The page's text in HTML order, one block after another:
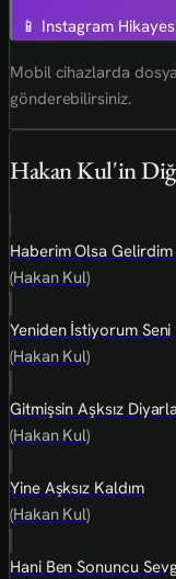
📱 Instagram
Mobil cihazlarda
gönderebilirsiniz.
Hakan Kul'in
Haberim Olsa Gelirdim
(Hakan Kul)
Yeniden İstiyorum Seni
(Hakan Kul)
Gitmişsin Aşksız
(Hakan Kul)
Yine Aşksız Kaldım
(Hakan Kul)
Hani Ben Sonuncu